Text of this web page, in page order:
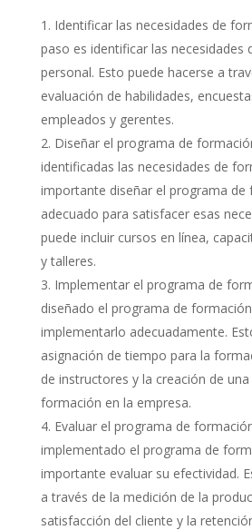
Identificar las necesidades de
paso es identificar las necesidades
personal. Esto puede hacerse a
evaluación de habilidades,
empleados y gerentes.
Diseñar el programa de
identificadas las necesidades de
importante diseñar el programa de
adecuado para satisfacer esas
puede incluir cursos en línea,
y talleres.
Implementar el programa de
diseñado el programa de
implementarlo adecuadamente.
asignación de tiempo para la
de instructores y la creación de
formación en la empresa.
Evaluar el programa de
implementado el programa de
importante evaluar su efectividad.
a través de la medición de la
satisfacción del cliente y la